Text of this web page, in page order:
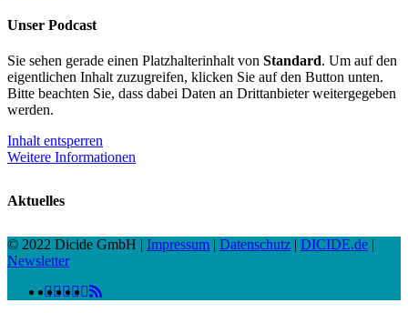
Unser Podcast
Sie sehen gerade einen Platzhalterinhalt von Standard. Um auf den
eigentlichen Inhalt zuzugreifen, klicken Sie auf den Button unten.
Bitte beachten Sie, dass dabei Daten an Drittanbieter weitergegeben
werden.
Inhalt entsperren
Weitere Informationen
Aktuelles
© 2022 Dicide GmbH | Impressum | Datenschutz | DICIDE.de |
Newsletter
twitter
facebook
linkedinyoutube
RSS
instagram
spotify
vk